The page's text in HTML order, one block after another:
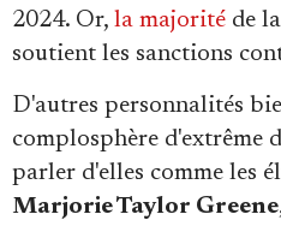
2024. Or, la majorité de
soutient les sanctions
D'autres personnalités
complosphère d'extrême
parler d'elles comme les
Marjorie Taylor Greene